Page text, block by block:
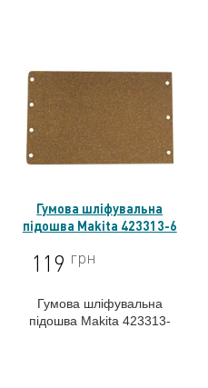
Гумова шліфувальна
підошва Makita 423313-6
119 грн
Гумова шліфувальна
підошва Makita 423313-